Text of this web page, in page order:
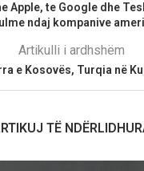
Apple, te Google dhe
ndaj kompanive
Artikulli i ardhshëm
e Kosovës, Turqia në
TË